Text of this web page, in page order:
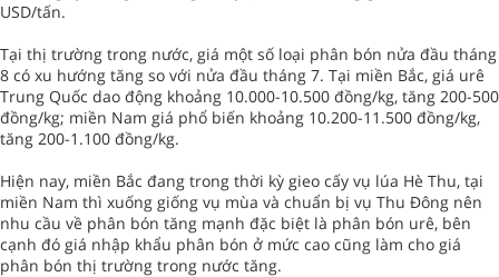
USD/tấn.
Tại thị trường trong nước, giá một số loại phân bón nửa đầu tháng
8 có xu hướng tăng so với nửa đầu tháng 7. Tại miền Bắc, giá urê
Trung Quốc dao động khoảng 10.000-10.500 đồng/kg, tăng 200-500
đồng/kg; miền Nam giá phổ biến khoảng 10.200-11.500 đồng/kg,
tăng 200-1.100 đồng/kg.
Hiện nay, miền Bắc đang trong thời kỳ gieo cấy vụ lúa Hè Thu, tại
miền Nam thì xuống giống vụ mùa và chuẩn bị vụ Thu Đông nên
nhu cầu về phân bón tăng mạnh đặc biệt là phân bón urê, bên
cạnh đó giá nhập khẩu phân bón ở mức cao cũng làm cho giá
phân bón thị trường trong nước tăng.